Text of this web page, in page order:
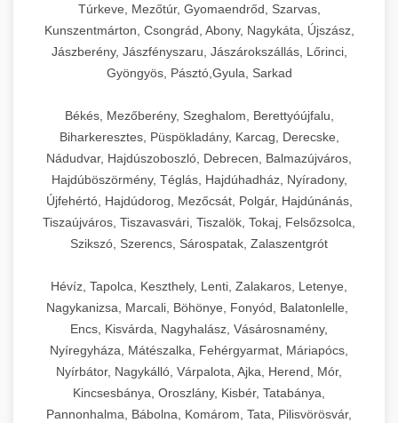
Túrkeve, Mezőtúr, Gyomaendrőd, Szarvas,
Kunszentmárton, Csongrád, Abony, Nagykáta, Újszász,
Jászberény, Jászfényszaru, Jászárokszállás, Lőrinci,
Gyöngyös, Pásztó,Gyula, Sarkad
Békés, Mezőberény, Szeghalom, Berettyóújfalu,
Biharkeresztes, Püspökladány, Karcag, Derecske,
Nádudvar, Hajdúszoboszló, Debrecen, Balmazújváros,
Hajdúböszörmény, Téglás, Hajdúhadház, Nyíradony,
Újfehértó, Hajdúdorog, Mezőcsát, Polgár, Hajdúnánás,
Tiszaújváros, Tiszavasvári, Tiszalök, Tokaj, Felsőzsolca,
Szikszó, Szerencs, Sárospatak, Zalaszentgrót
Hévíz, Tapolca, Keszthely, Lenti, Zalakaros, Letenye,
Nagykanizsa, Marcali, Böhönye, Fonyód, Balatonlelle,
Encs, Kisvárda, Nagyhalász, Vásárosnamény,
Nyíregyháza, Mátészalka, Fehérgyarmat, Máriapócs,
Nyírbátor, Nagykálló, Várpalota, Ajka, Herend, Mór,
Kincsesbánya, Oroszlány, Kisbér, Tatabánya,
Pannonhalma, Bábolna, Komárom, Tata, Pilisvörösvár,